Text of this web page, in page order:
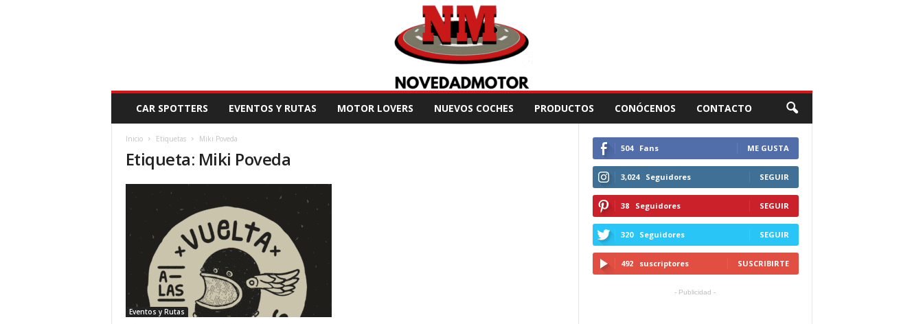
V
CAR SPOTTERS EVENTOS Y RUTAS MOTOR LOVERS NUEVOS COCHES PRODUCTOS CONÓCENOS CONTACTO
Inicio Etiquetas Miki Poveda
Etiqueta: Miki Poveda
Eventos y Rutas
504 Fans ME GUSTA
3,024 Seguidores SEGUIR
38 Seguidores SEGUIR
320 Seguidores SEGUIR
492 suscriptores SUSCRIBIRTE
- Publicidad -